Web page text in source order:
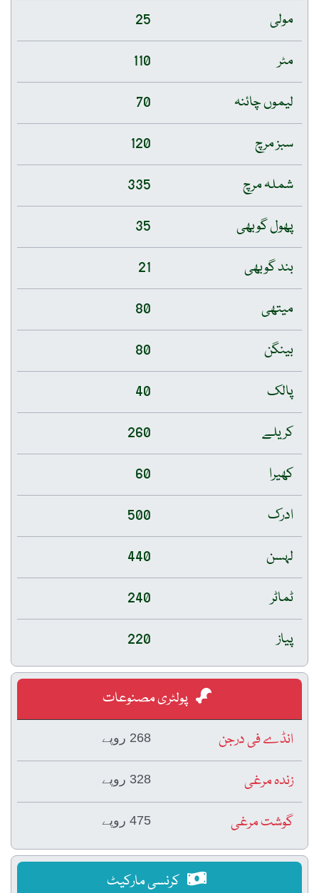
مولی
25
مٹر
110
لیموں چائنہ
70
سبز مرچ
120
شملہ مرچ
335
پھول گوبھی
35
بند گوبھی
21
میتھی
80
بینگن
80
پالک
40
کریلے
260
کھیرا
60
ادرک
500
لہسن
440
ٹماٹر
240
پیاز
220
پولٹری مصنوعات
انڈے فی درجن
268 روپے
زندہ مرغی 328 روپے
گوشت مرغی 475 روپے
کرنسی مارکیٹ